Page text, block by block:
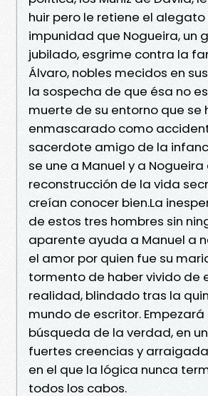
huir pero le retiene el
impunidad que Nogueira, un
jubilado, esgrime contra la
Álvaro, nobles mecidos en
la sospecha de que ésa no
muerte de su entorno que se
enmascarado como
sacerdote amigo de la
se une a Manuel y a Nogueira
reconstrucción de la vida
creían conocer bien.La
de estos tres hombres sin
aparente ayuda a Manuel a
el amor por quien fue su
tormento de haber vivido de
realidad, blindado tras la
mundo de escritor.
búsqueda de la verdad, en
fuertes creencias y
en el que la lógica nunca
todos los cabos.